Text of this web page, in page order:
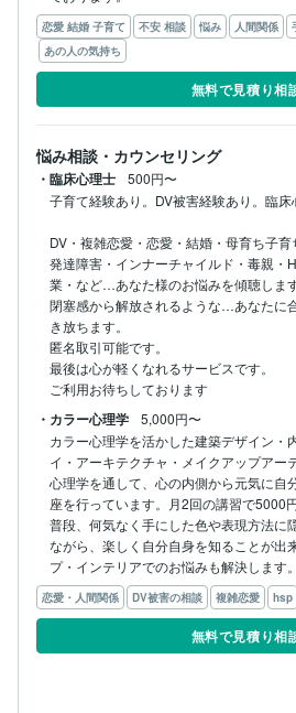
恋愛 結婚 子育て 不安 相談 悩み 人間関係
あの人の気持ち
無料で見積り相
悩み相談・カウンセリング
・臨床心理士
500円〜
子育て経験あり。DV被害経験あり。臨
DV・複雑恋愛・恋愛・結婚・母育ち子育
発達障害・インナーチャイルド・毒親・
業・など…あなた様のお悩みを傾聴します
閉塞感から解放されるような…あなたに
き放ちます。
匿名取引可能です。
最後は心が軽くなれるサービスです。
ご利用お待ちしております
・カラー心理学
5,000円〜
カラー心理学を活かした建築デザイン・
イ・アーキテクチャ・メイクアップアー
心理学を通して、心の内側から元気に自
座を行っています。月2回の講習で5000
普段、何気なく手にした色や表現方法に
ながら、楽しく自分自身を知ることが出
プ・インテリアでのお悩みも解決します。
恋愛・人間関係 DV被害の相談 複雑恋愛 hsp
無料で見積り相